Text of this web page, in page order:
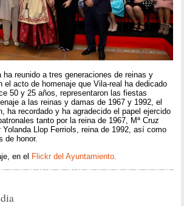
ha reunido a tres generaciones de reinas y
el acto de homenaje que Vila-real ha dedicado
50 y 25 años, representaron las fiestas
a las reinas y damas de 1967 y 1992, el
ha recordado y ha agradecido el papel ejercido
tanto por la reina de 1967, Mª Cruz
Yolanda Llop Ferriols, reina de 1992, así como
de honor.
en el Flickr del Ayuntamiento.